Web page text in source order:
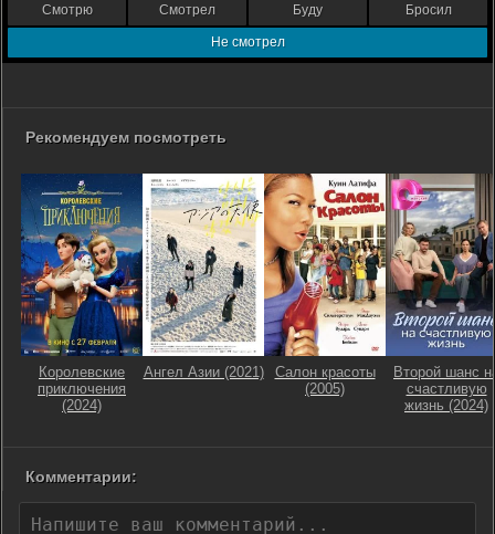
Смотрю Смотрел Буду Бросил
Не смотрел
Рекомендуем посмотреть
Королевские
приключения
(2024)
Ангел Азии (2021)
Салон красоты
(2005)
Второй шанс
счастливую
жизнь (2024)
Комментарии: